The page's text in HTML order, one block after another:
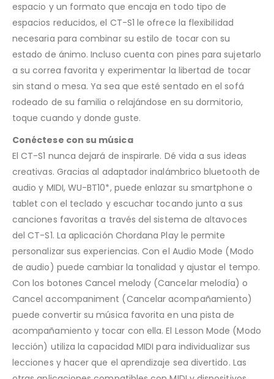
espacio y un formato que encaja en todo tipo de
espacios reducidos, el CT-S1 le ofrece la flexibilidad
necesaria para combinar su estilo de tocar con su
estado de ánimo. Incluso cuenta con pines para sujetarlo
a su correa favorita y experimentar la libertad de tocar
sin stand o mesa. Ya sea que esté sentado en el sofá
rodeado de su familia o relajándose en su dormitorio,
toque cuando y donde guste.
Conéctese con su música
El CT-S1 nunca dejará de inspirarle. Dé vida a sus ideas
creativas. Gracias al adaptador inalámbrico bluetooth de
audio y MIDI, WU-BT10*, puede enlazar su smartphone o
tablet con el teclado y escuchar tocando junto a sus
canciones favoritas a través del sistema de altavoces
del CT-S1. La aplicación Chordana Play le permite
personalizar sus experiencias. Con el Audio Mode (Modo
de audio) puede cambiar la tonalidad y ajustar el tempo.
Con los botones Cancel melody (Cancelar melodía) o
Cancel accompaniment (Cancelar acompañamiento)
puede convertir su música favorita en una pista de
acompañamiento y tocar con ella. El Lesson Mode (Modo
lección) utiliza la capacidad MIDI para individualizar sus
lecciones y hacer que el aprendizaje sea divertido. Las